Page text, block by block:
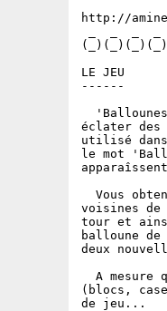
http://
LE JEU
------
éclater
utilisé
le mot
Vous
voisines
tour et
balloune
deux
A mesure
(blocs,
de jeu...